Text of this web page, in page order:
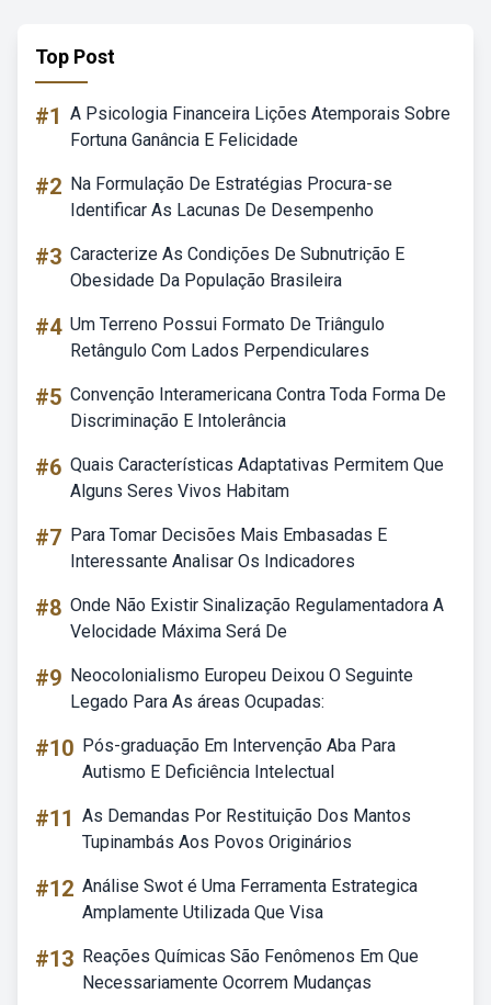
Top Post
#1 A Psicologia Financeira Lições Atemporais Sobre
Fortuna Ganância E Felicidade
#2 Na Formulação De Estratégias Procura-se
Identificar As Lacunas De Desempenho
#3 Caracterize As Condições De Subnutrição E
Obesidade Da População Brasileira
#4 Um Terreno Possui Formato De Triângulo
Retângulo Com Lados Perpendiculares
#5 Convenção Interamericana Contra Toda Forma De
Discriminação E Intolerância
#6 Quais Características Adaptativas Permitem Que
Alguns Seres Vivos Habitam
#7 Para Tomar Decisões Mais Embasadas E
Interessante Analisar Os Indicadores
#8 Onde Não Existir Sinalização Regulamentadora A
Velocidade Máxima Será De
#9 Neocolonialismo Europeu Deixou O Seguinte
Legado Para As áreas Ocupadas:
#10 Pós-graduação Em Intervenção Aba Para
Autismo E Deficiência Intelectual
#11 As Demandas Por Restituição Dos Mantos
Tupinambás Aos Povos Originários
#12 Análise Swot é Uma Ferramenta Estrategica
Amplamente Utilizada Que Visa
#13 Reações Químicas São Fenômenos Em Que
Necessariamente Ocorrem Mudanças